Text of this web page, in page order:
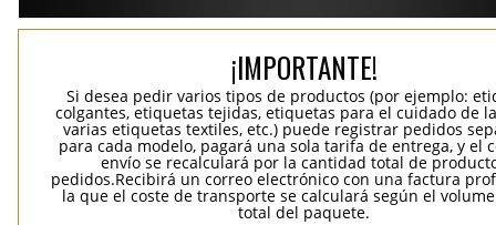
¡IMPORTANTE!
Si desea pedir varios tipos de productos (por ejemplo:
colgantes, etiquetas tejidas, etiquetas para el cuidado de
varias etiquetas textiles, etc.) puede registrar pedidos
para cada modelo, pagará una sola tarifa de entrega, y el
envío se recalculará por la cantidad total de
pedidos.Recibirá un correo electrónico con una factura
la que el coste de transporte se calculará según el
total del paquete.